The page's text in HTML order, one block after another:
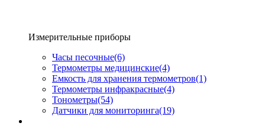
Измерительные приборы
Часы песочные(6)
Термометры медицинские(4)
Емкость для хранения термометров(1)
Термометры инфракрасные(4)
Тонометры(54)
Датчики для мониторинга(19)